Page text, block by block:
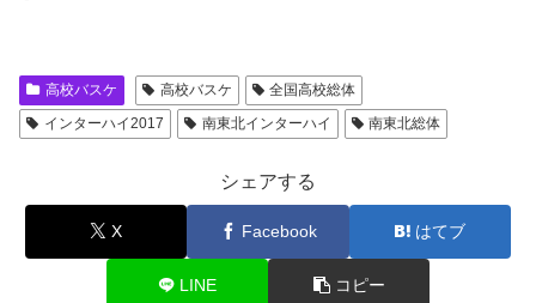
高校バスケ 高校バスケ
全国高校総体
インターハイ2017
南東北インターハイ 南東北総体
シェアする
X Facebook はてブ
LINE コピー